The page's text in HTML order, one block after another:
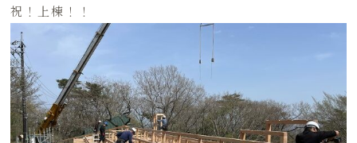
祝！上棟！！